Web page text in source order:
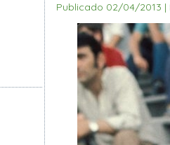
Publicado 02/04/2013 |